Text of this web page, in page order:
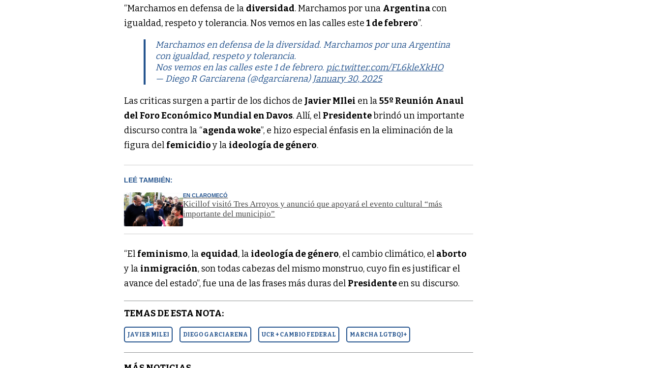
“Marchamos en defensa de la diversidad. Marchamos por una Argentinacon
igualdad, respeto y tolerancia. Nos vemos en las calles este1 de febrero”.
Marchamos en defensa de la diversidad. Marchamos por una Argentina
con igualdad, respeto y tolerancia.
Nos vemos en las calles este 1 de febrero. pic.twitter.com/FL6kleXkHO
— Diego R Garciarena (@dgarciarena)January 30, 2025
Las criticas surgen a partir de los dichos de Javier MIlei en la55º Reunión Anaul
del Foro Económico Mundial en Davos. Allí, el Presidentebrindó un importante
discurso contra la “agenda woke”, e hizo especial énfasis en la eliminación de la
figura del femicidioy la ideología de género.
LEÉ TAMBIÉN:
EN CLAROMECÓ
Kicillof visitó Tres Arroyos y anunció que apoyará el evento cultural “más
importante del municipio”
“El feminismo, la equidad, la ideología de género, el cambio climático, el aborto
y la inmigración, son todas cabezas del mismo monstruo, cuyo fin es justificar el
avance del estado”, fue una de las frases más duras del Presidenteen su discurso.
TEMAS DE ESTA NOTA:
JAVIER MILEI DIEGO GARCIARENA UCR + CAMBIO FEDERAL MARCHA LGTBQI+